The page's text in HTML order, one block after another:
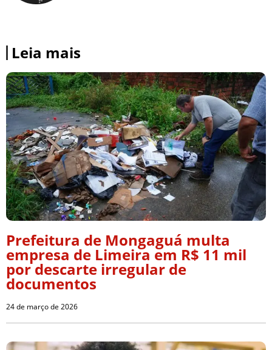
Leia mais
Prefeitura de Mongaguá multa
empresa de Limeira em R$ 11 mil
por descarte irregular de
documentos
24 de março de 2026